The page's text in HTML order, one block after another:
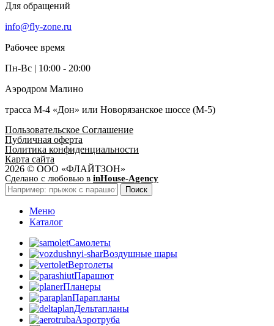
Для обращений
info@fly-zone.ru
Рабочее время
Пн-Вс | 10:00 - 20:00
Аэродром Малино
трасса М-4 «Дон» или Новорязанское шоссе (М-5)
Пользовательское Соглашение
Публичная оферта
Политика конфиденциальности
Карта сайта
2026 © ООО «ФЛАЙТЗОН»
Сделано с любовью в inHouse-Agency
Поиск
Меню
Каталог
Самолеты
Воздушные шары
Вертолеты
Парашют
Планеры
Парапланы
Дельтапланы
Аэротруба